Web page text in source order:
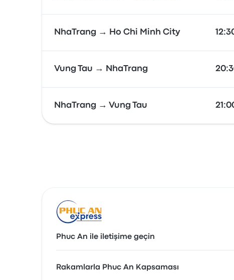
NhaTrang → Ho Chi Minh City
Vung Tau → NhaTrang
NhaTrang → Vung Tau
Phuc An ile iletişime geçin
Rakamlarla Phuc An Kapsaması